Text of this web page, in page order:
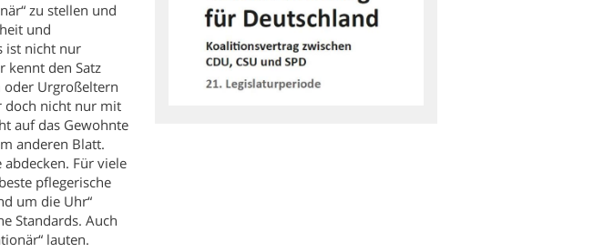
zu stellen und
und
ist nicht nur
kennt den Satz
oder Urgroßeltern
doch nicht nur mit
auf das Gewohnte
anderen Blatt.
Für viele
pflegerische
um die Uhr“
Standards. Auch
lauten.